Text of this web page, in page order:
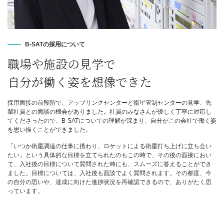
B-SATの採用について
職場や施設の見学で
自分が働く姿を想像できた
採用面接の前段階で、アップリンクセンターと衛星管制センターの見学、先
輩社員との面談の機会がありました。社員のみなさんが優しく丁寧に対応し
てくださったので、B-SATについての理解が深まり、自分がこの会社で働く姿
を思い描くことができました。
「いつか衛星調達の仕事に携わり、ロケットによる衛星打ち上げに立ち会い
たい」という具体的な目標を立てられたのもこの時で、その後の面接におい
て、入社後の目標について質問された時にも、スムーズに答えることができ
ました。目標については、入社後も面談でよく質問されます。その都度、今
の自分の思いや、達成に向けた進捗状況を再確認できるので、ありがたく思
っています。